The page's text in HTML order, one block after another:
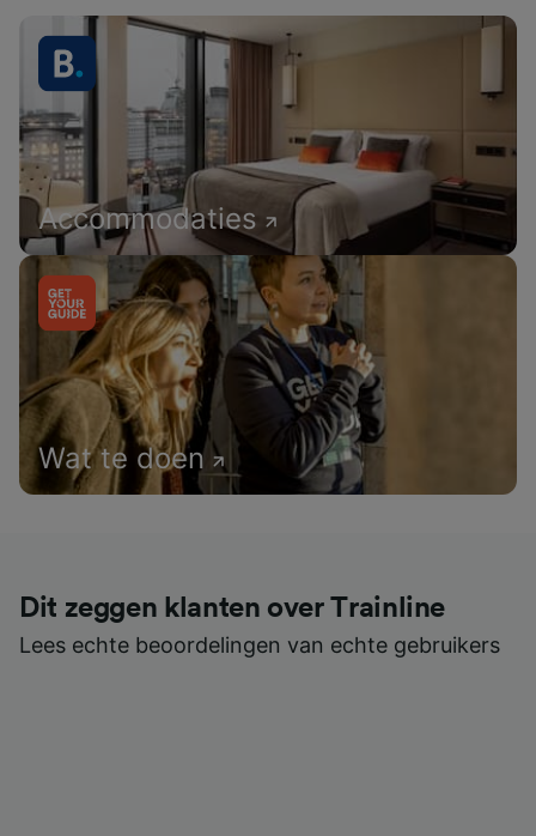
Accommodaties
Wat te doen
Dit zeggen klanten over Trainline
Lees echte beoordelingen van echte gebruikers